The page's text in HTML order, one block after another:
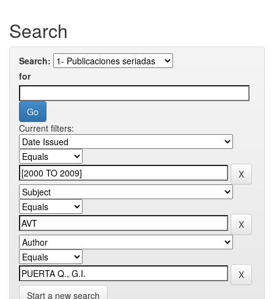
Search
Search:
for
Current filters:
Start a new search